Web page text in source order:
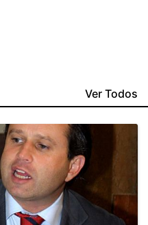
Ver Todos